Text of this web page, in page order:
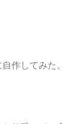
作してみた。